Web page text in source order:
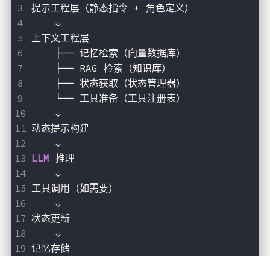
提示工程层（静态指令 + 角色定义）
    ↓
上下文工程层
    ├── 记忆检索（向量数据库）
    ├── RAG 检索（知识库）
    ├── 状态获取（状态管理器）
    └── 工具准备（工具注册表）
    ↓
动态提示构建
    ↓
LLM 推理
    ↓
工具调用（如需要）
    ↓
状态更新
    ↓
记忆存储